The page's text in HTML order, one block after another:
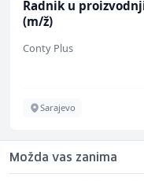
Radnik u
(m/ž)
Conty Plus
Sarajevo
Možda vas zanima